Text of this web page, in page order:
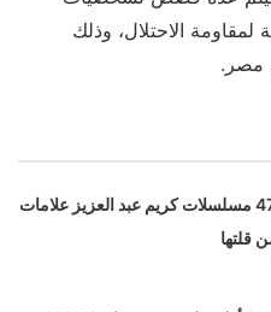
الاحتلال، وذلك
في عيد ميلاده 47 مسلسلات كريم عبد العزيز علامات
قلتها